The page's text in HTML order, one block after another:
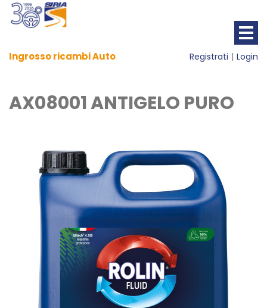
Ingrosso ricambi Auto Registrati Login
AX08001 ANTIGELO PURO